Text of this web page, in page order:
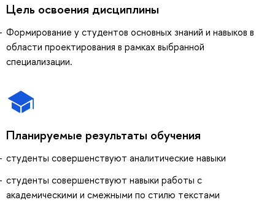
Цель освоения дисциплины
Формирование у студентов основных знаний и навыков в
области проектирования в рамках выбранной
специализации.
Планируемые результаты обучения
студенты совершенствуют аналитические навыки
студенты совершенствуют навыки работы с
академическими и смежными по стилю текстами